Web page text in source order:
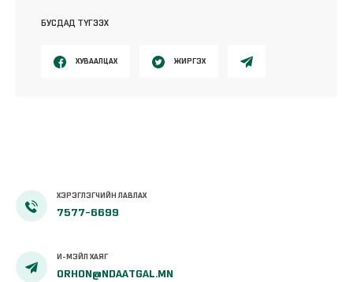
БУСДАД ТҮГЭЭХ
ХУВААЛЦАХ ЖИРГЭХ
ХЭРЭГЛЭГЧИЙН ЛАВЛАХ
7577-6699
И-МЭЙЛ ХАЯГ
ORHON@NDAATGAL.MN